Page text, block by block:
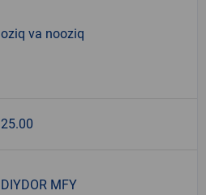
oziq va nooziq
25.00
DIYDOR MFY